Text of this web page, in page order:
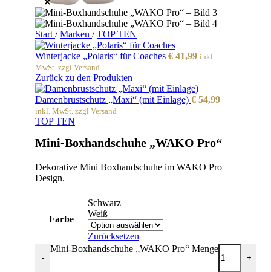
Start / Marken / TOP TEN
Winterjacke „Polaris“ für Coaches € 41,99 inkl.
MwSt. zzgl Versand
Zurück zu den Produkten
Damenbrustschutz „Maxi“ (mit Einlage) € 54,99
inkl. MwSt. zzgl Versand
TOP TEN
Mini-Boxhandschuhe „WAKO Pro“
Dekorative Mini Boxhandschuhe im WAKO Pro
Design.
Farbe
Schwarz
Weiß
Zurücksetzen
-
Mini-Boxhandschuhe „WAKO Pro“ Menge
+